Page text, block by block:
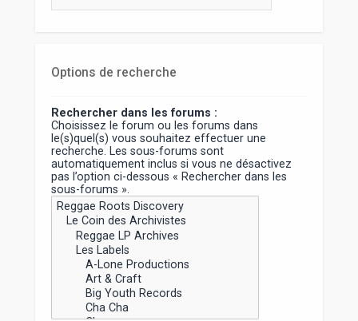
Options de recherche
Rechercher dans les forums :
Choisissez le forum ou les forums dans
le(s)quel(s) vous souhaitez effectuer une
recherche. Les sous-forums sont
automatiquement inclus si vous ne désactivez
pas l’option ci-dessous « Rechercher dans les
sous-forums ».